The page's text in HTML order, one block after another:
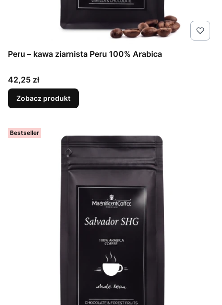
Peru – kawa ziarnista Peru 100% Arabica
Cena
42,25 zł
Zobacz produkt
Bestseller